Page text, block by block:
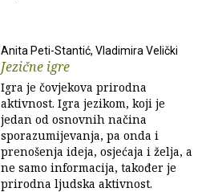
Anita Peti-Stantić, Vladimira Velički
Jezične igre
Igra je čovjekova prirodna
aktivnost. Igra jezikom, koji je
jedan od osnovnih načina
sporazumijevanja, pa onda i
prenošenja ideja, osjećaja i želja, a
ne samo informacija, također je
prirodna ljudska aktivnost.